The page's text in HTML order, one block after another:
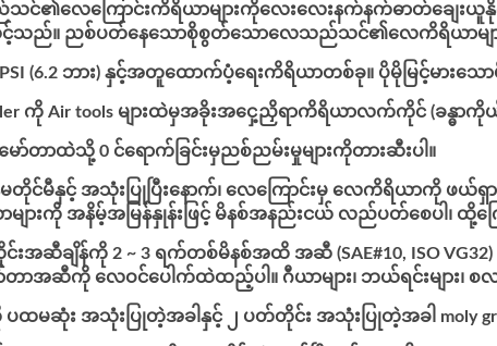
သည်သင်၏လေကြောင်းကိရိယာများကိုလေးလေးနက်နက်ဓာတ်ချေ
င့်သည်။ ညစ်ပတ်နေသောစိုစွတ်သောလေသည်သင်၏လေကိရိယာမျ
(6.2 ဘား) နှင့်အတူထောက်ပံ့ရေးကိရိယာတစ်ခု။ ပိုမိုမြင့်မား
ကို Air tools များထဲမှအခိုးအငှေ့ညှိရာကိရိယာလက်ကိုင် (ခန္ဓ
တာထဲသို့ 0 င်ရောက်ခြင်းမှညစ်ညမ်းမှုများကိုတားဆီးပါ။
င်မီနှင့် အသုံးပြုပြီးနောက်၊ လေကြောင်းမှ လေကိရိယာကို ဖယ်ရှား
များကို အနိမ့်အမြန်နှုန်းဖြင့် မိနစ်အနည်းငယ် လည်ပတ်စေပါ၊
လိုင်းအဆီချိန်ကို 2 ~ 3 ရက်တစ်မိနစ်အထိ အဆီ (SAE#10, ISO
တာအဆီကို လေဝင်ပေါက်ထဲထည့်ပါ။ ဂီယာများ၊ ဘယ်ရင်းများ၊
ကို ပထမဆုံး အသုံးပြုတဲ့အခါနှင့် ၂ ပတ်တိုင်း အသုံးပြုတဲ့အခါ moly